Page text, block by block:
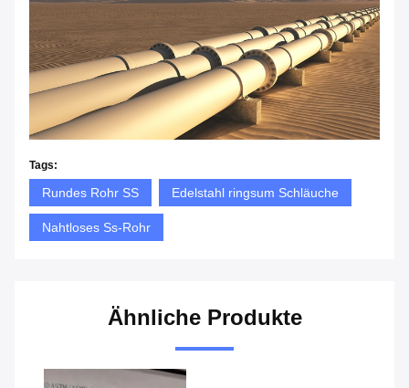
Tags:
Rundes Rohr SS Edelstahl ringsum Schläuche
Nahtloses Ss-Rohr
Ähnliche Produkte